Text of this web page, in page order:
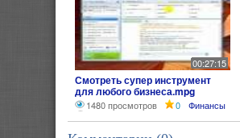
00:27:15
Смотреть супер инструмент
для любого бизнеса.mpg
1480 просмотров 0 Финансы